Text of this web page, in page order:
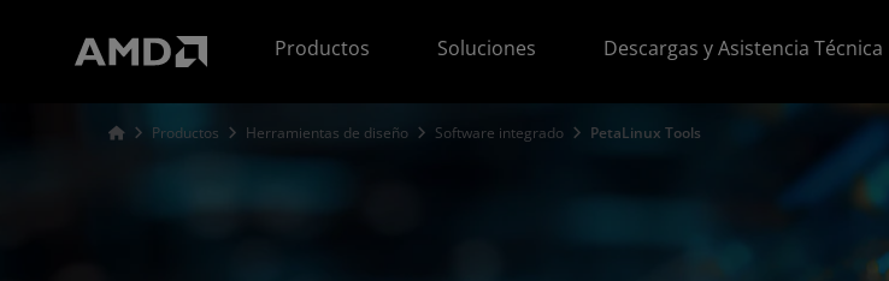
Productos
Soluciones Descargas y Asistencia Técnica
Productos Herramientas de diseño Software integrado PetaLinux Tools